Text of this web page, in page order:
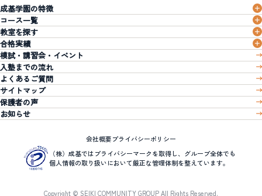
成基学園の特徴
コース一覧
教室を探す
合格実績
模試・講習会・イベント
入塾までの流れ
よくあるご質問
サイトマップ
保護者の声
お知らせ
会社概要プライバシーポリシー
（株）成基ではプライバシーマークを取得し、グループ全体でも
個人情報の取り扱いにおいて厳正な管理体制を整えています。
Copyright © SEIKI COMMUNITY GROUP All Rights Reserved.